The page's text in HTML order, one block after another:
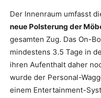
Der Innenraum umfasst
neue Polsterung der
gesamten Zug. Das On-
mindestens 3.5 Tage in
ihren Aufenthalt daher
wurde der Personal-
einem Entertainment-